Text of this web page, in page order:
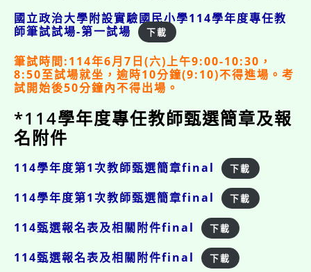
國立政治大學附設實驗國民小學114學年度專任教
師筆試試場-第一試場
下載
筆試時間:114年6月7日(六)上午9:00-10:30，
8:50至試場就坐，逾時10分鐘(9:10)不得進場。考
試開始後50分鐘內不得出場。
*114學年度專任教師甄選簡章及報
名附件
114學年度第1次教師甄選簡章final 下載
114學年度第1次教師甄選簡章final 下載
114甄選報名表及相關附件final 下載
114甄選報名表及相關附件final 下載